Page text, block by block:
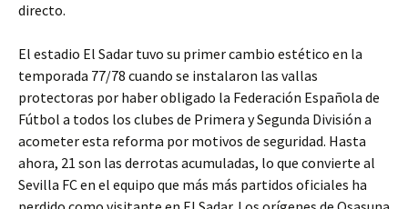
directo.
El estadio El Sadar tuvo su primer cambio estético en la
temporada 77/78 cuando se instalaron las vallas
protectoras por haber obligado la Federación Española de
Fútbol a todos los clubes de Primera y Segunda División a
acometer esta reforma por motivos de seguridad. Hasta
ahora, 21 son las derrotas acumuladas, lo que convierte al
Sevilla FC en el equipo que más más partidos oficiales ha